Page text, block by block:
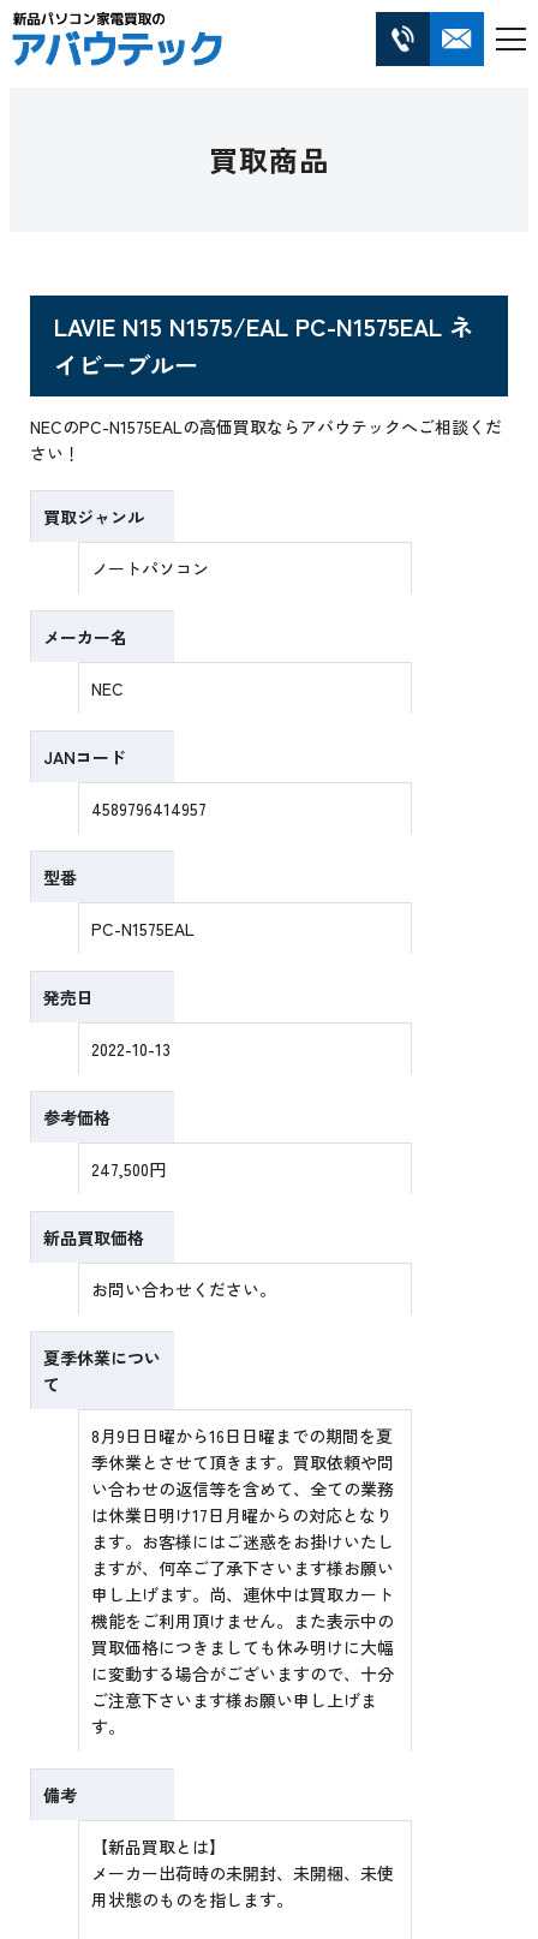
買取商品
LAVIE N15 N1575/EAL PC-N1575EAL ネ
イビーブルー
NECのPC-N1575EALの高価買取ならアバウテックへご相談くだ
さい！
買取ジャンル
ノートパソコン
メーカー名
NEC
JANコード
4589796414957
型番
PC-N1575EAL
発売日
2022-10-13
参考価格
247,500円
新品買取価格
お問い合わせください。
夏季休業につい
て
8月9日日曜から16日日曜までの期間を夏
季休業とさせて頂きます。買取依頼や問
い合わせの返信等を含めて、全ての業務
は休業日明け17日月曜からの対応となり
ます。お客様にはご迷惑をお掛けいたし
ますが、何卒ご了承下さいます様お願い
申し上げます。尚、連休中は買取カート
機能をご利用頂けません。また表示中の
買取価格につきましても休み明けに大幅
に変動する場合がございますので、十分
ご注意下さいます様お願い申し上げま
す。
備考
【新品買取とは】
メーカー出荷時の未開封、未開梱、未使
用状態のものを指します。